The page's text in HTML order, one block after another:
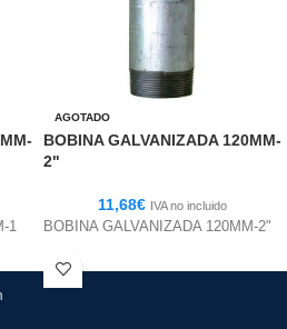
1
AGOTADO
BOBINA GALVANIZADA 120MM-
2"
11,68€ IVA no incluido
BOBINA GALVANIZADA 120MM-2"